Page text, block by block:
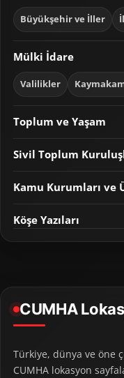
Büyükşehir ve İller
Mülki İdare
Valilikler
Toplum ve Yaşam
Sivil Toplum
Kamu Kurumları ve
Köşe Yazıları
CUMHA
Türkiye, dünya ve öne
CUMHA lokasyon